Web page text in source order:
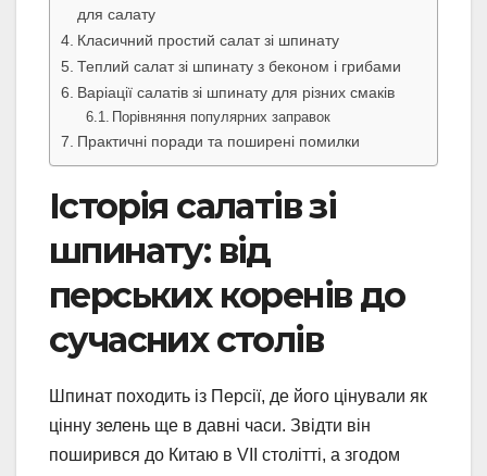
для салату
Класичний простий салат зі шпинату
Теплий салат зі шпинату з беконом і грибами
Варіації салатів зі шпинату для різних смаків
Порівняння популярних заправок
Практичні поради та поширені помилки
Історія салатів зі
шпинату: від
перських коренів до
сучасних столів
Шпинат походить із Персії, де його цінували як
цінну зелень ще в давні часи. Звідти він
поширився до Китаю в VII столітті, а згодом